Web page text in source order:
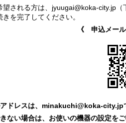
される方は、jyuugai@koka-city.jp
を完了してください。
《 申込メー
ドレスは、minakuchi@koka-city.jp
ない場合は、お使いの機器の設定をご